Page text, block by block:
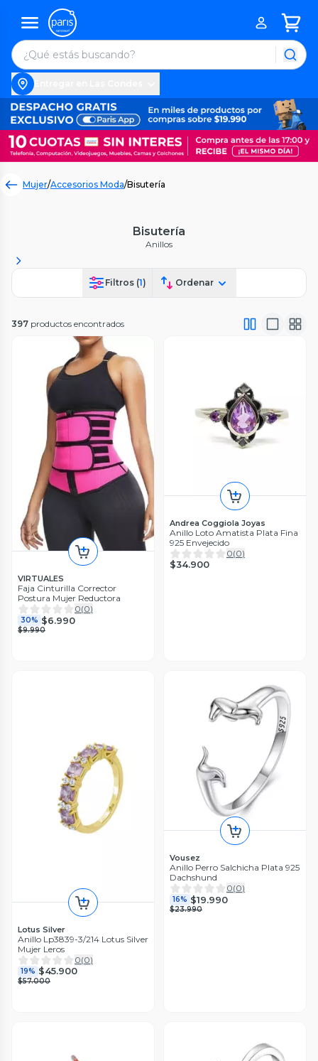
Mujer/Accesorios Moda/Bisutería
Bisutería
Anillos
Filtros (1) Ordenar
397 productos encontrados
VIRTUALES
Faja Cinturilla Corrector
Postura Mujer Reductora
0(0)
30% $6.990
$9.990
Andrea Coggiola Joyas
Anillo Loto Amatista Plata Fina
925 Envejecido
0(0)
$34.900
Lotus Silver
Anillo Lp3839-3/214 Lotus Silver
Mujer Leros
0(0)
19% $45.900
$57.000
Vousez
Anillo Perro Salchicha Plata 925
Dachshund
0(0)
16% $19.990
$23.990